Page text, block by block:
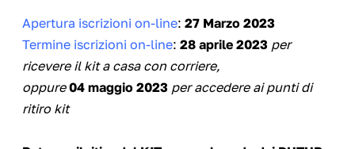
Apertura iscrizioni on-line: 27 Marzo 2023
Termine iscrizioni on-line: 28 aprile 2023 per
ricevere il kit a casa con corriere,
oppure04 maggio 2023 per accedere ai punti di
ritiro kit